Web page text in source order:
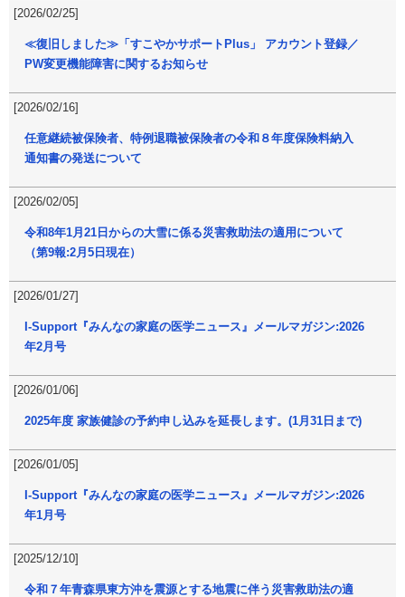
[2026/02/25]
≪復旧しました≫「すこやかサポートPlus」 アカウント登録／
PW変更機能障害に関するお知らせ
[2026/02/16]
任意継続被保険者、特例退職被保険者の令和８年度保険料納入
通知書の発送について
[2026/02/05]
令和8年1月21日からの大雪に係る災害救助法の適用について
（第9報:2月5日現在）
[2026/01/27]
I-Support『みんなの家庭の医学ニュース』メールマガジン:2026
年2月号
[2026/01/06]
2025年度 家族健診の予約申し込みを延長します。(1月31日まで)
[2026/01/05]
I-Support『みんなの家庭の医学ニュース』メールマガジン:2026
年1月号
[2025/12/10]
令和７年青森県東方沖を震源とする地震に伴う災害救助法の適